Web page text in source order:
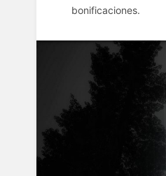
bonificaciones.